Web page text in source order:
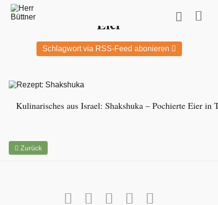
Eier
Schlagwort via RSS-Feed abonieren
Kulinarisches aus Israel: Shakshuka – Pochierte Eier in
Zurück